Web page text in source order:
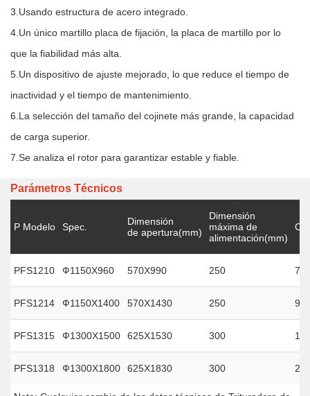
3.Usando estructura de acero integrado.
4.Un único martillo placa de fijación, la placa de martillo por lo
que la fiabilidad más alta.
5.Un dispositivo de ajuste mejorado, lo que reduce el tiempo de
inactividad y el tiempo de mantenimiento.
6.La selección del tamaño del cojinete más grande, la capacidad
de carga superior.
7.Se analiza el rotor para garantizar estable y fiable.
Parámetros Técnicos
P Modelo Spec.
Dimensión
de apertura(mm)
Dimensión
máxima de
alimentación(mm)
PFS1210 Ф1150X960 570X990 250
PFS1214 Ф1150X1400 570X1430 250
PFS1315 Ф1300X1500 625X1530 300
PFS1318 Ф1300X1800 625X1830 300